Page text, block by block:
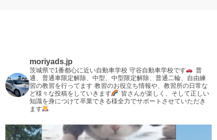
moriyads.jp
茨城県で1番都心に近い自動車学校 守谷自動車学校です
普
通、普通車限定解除、中型、中型限定解除、普通二輪、自由練
習の教習を行ってます 教習のお役立ち情報や、教習所の日常な
ど様々な投稿をしていきます
皆さんが楽しく、そして正しい
知識を身につけて卒業できる様全力でサポートさせていただき
ます